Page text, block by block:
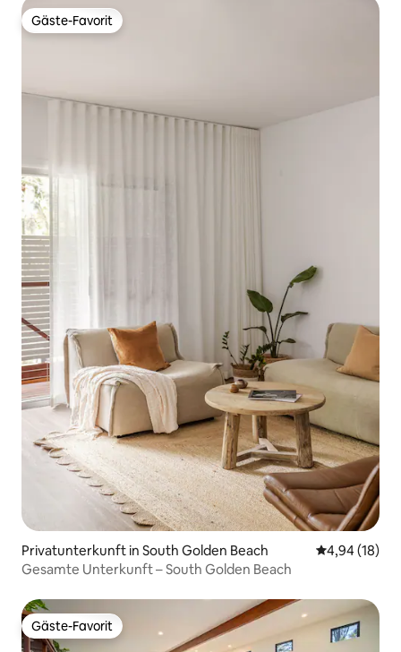
Gäste-Favorit
Gäste-Favorit
Privatunterkunft in South Golden Beach
4,94 (18)
Gesamte Unterkunft – South Golden Beach
Gäste-Favorit
Gäste-Favorit